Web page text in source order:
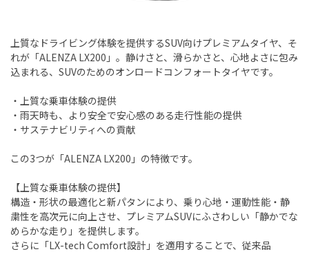
上質なドライビング体験を提供するSUV向けプレミアムタイヤ、そ
れが「ALENZA LX200」。静けさと、滑らかさと、心地よさに包み
込まれる、SUVのためのオンロードコンフォートタイヤです。
・上質な乗車体験の提供
・雨天時も、より安全で安心感のある走行性能の提供
・サステナビリティへの貢献
この3つが「ALENZA LX200」の特徴です。
【上質な乗車体験の提供】
構造・形状の最適化と新パタンにより、乗り心地・運動性能・静
粛性を高次元に向上させ、プレミアムSUVにふさわしい「静かでな
めらかな走り」を提供します。
さらに「LX-tech Comfort設計」を適用することで、従来品